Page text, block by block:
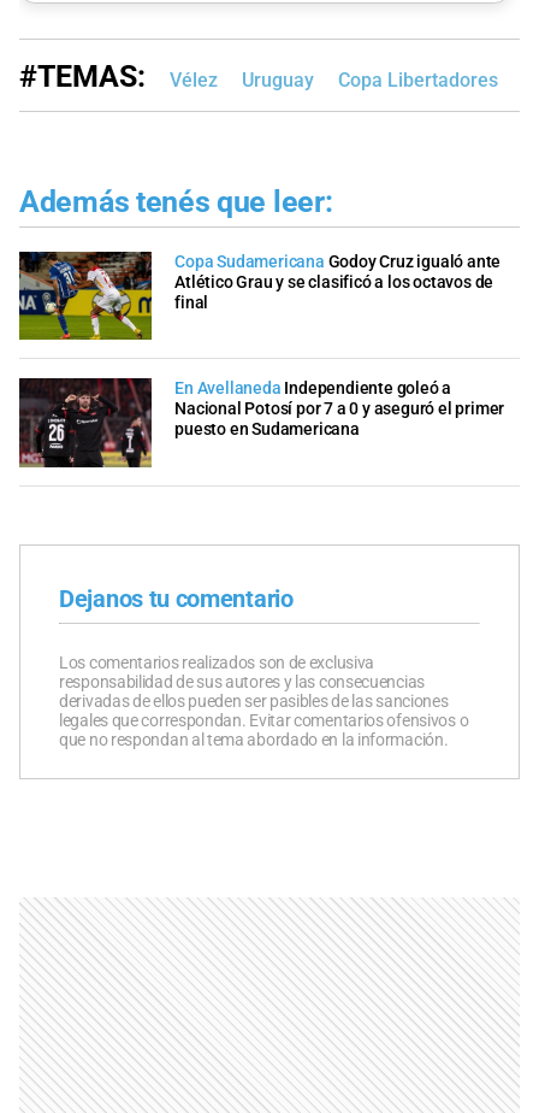
#TEMAS: Vélez Uruguay Copa Libertadores
Además tenés que leer:
Copa Sudamericana Godoy Cruz igualó ante
Atlético Grau y se clasificó a los octavos de
final
En Avellaneda Independiente goleó a
Nacional Potosí por 7 a 0 y aseguró el primer
puesto en Sudamericana
Dejanos tu comentario
Los comentarios realizados son de exclusiva
responsabilidad de sus autores y las consecuencias
derivadas de ellos pueden ser pasibles de las sanciones
legales que correspondan. Evitar comentarios ofensivos o
que no respondan al tema abordado en la información.